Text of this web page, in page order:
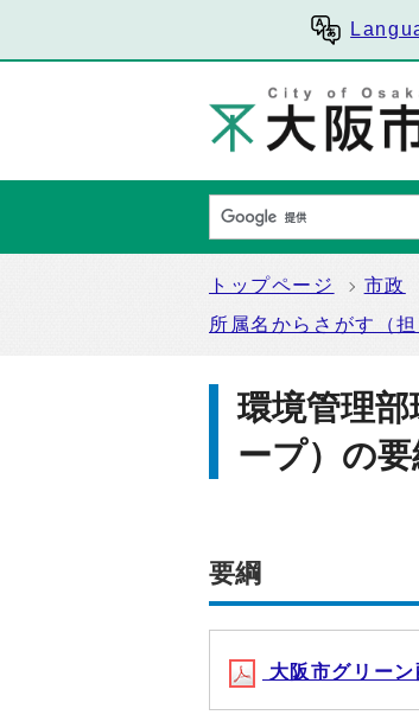
トップページ 市政
所属名からさがす（担
環境管理
ープ）の
要綱
大阪市グリー